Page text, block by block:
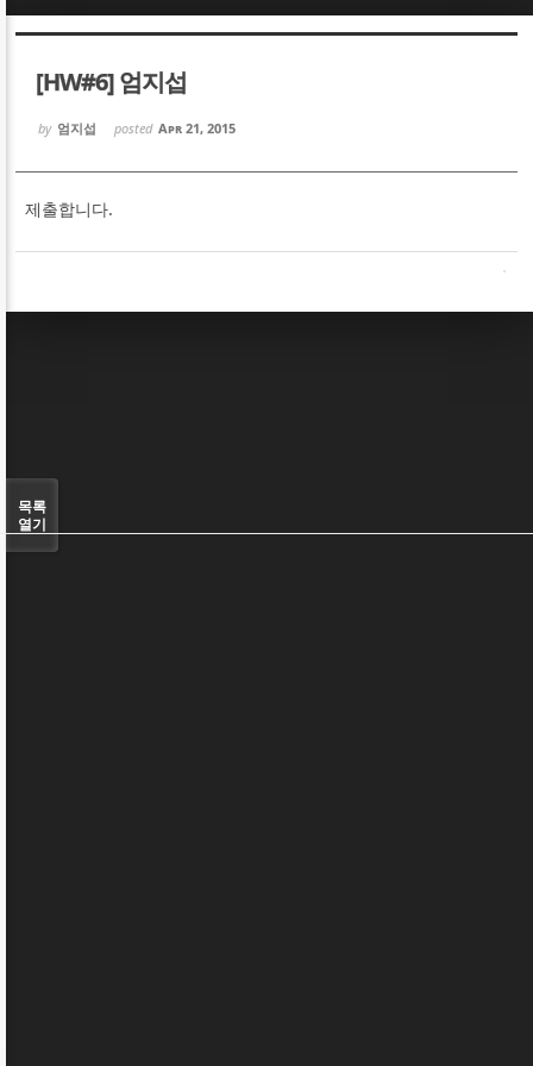
[HW#6] 엄지섭
by 엄지섭 posted Apr 21, 2015
제출합니다.
목록
열기
Sketchbook5, 스케치북5
Sketchbook5, 스케치북5
Sketchbook5, 스케치북5
Sketchbook5, 스케치북5